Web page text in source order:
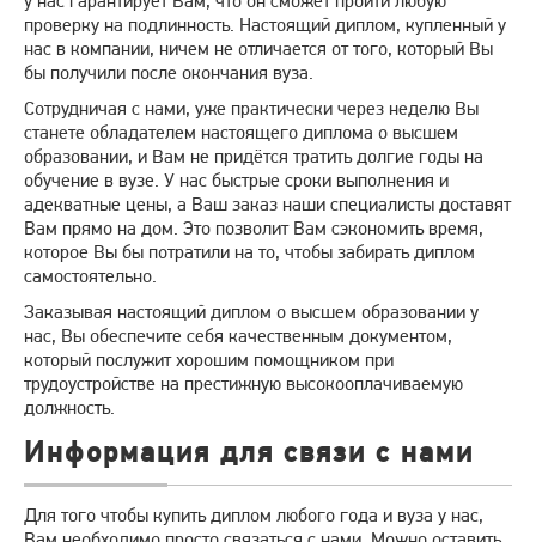
проверку на подлинность. Настоящий диплом, купленный у
нас в компании, ничем не отличается от того, который Вы
бы получили после окончания вуза.
Сотрудничая с нами, уже практически через неделю Вы
станете обладателем настоящего диплома о высшем
образовании, и Вам не придётся тратить долгие годы на
обучение в вузе. У нас быстрые сроки выполнения и
адекватные цены, а Ваш заказ наши специалисты доставят
Вам прямо на дом. Это позволит Вам сэкономить время,
которое Вы бы потратили на то, чтобы забирать диплом
самостоятельно.
Заказывая настоящий диплом о высшем образовании у
нас, Вы обеспечите себя качественным документом,
который послужит хорошим помощником при
трудоустройстве на престижную высокооплачиваемую
должность.
Информация для связи с нами
Для того чтобы купить диплом любого года и вуза у нас,